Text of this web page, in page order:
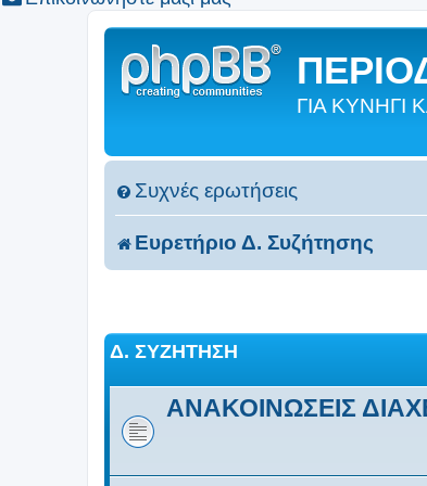
ΓΙΑ
Συχνές ερωτήσεις
Ευρετήριο Δ. Συζήτησης
Δ. ΣΥΖΉΤΗΣΗ
ΑΝΑΚΟΙΝΩΣΕΙΣ